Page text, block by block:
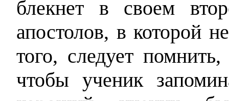
блекнет в своем
апостолов, в которой
того, следует
чтобы ученик